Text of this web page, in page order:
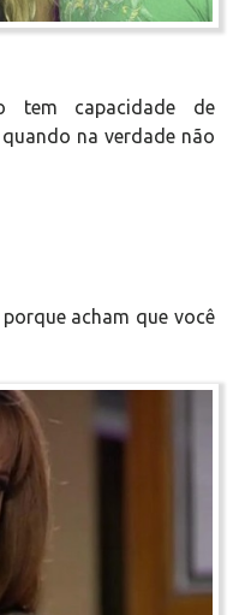
tem capacidade de
na verdade não
acham que você